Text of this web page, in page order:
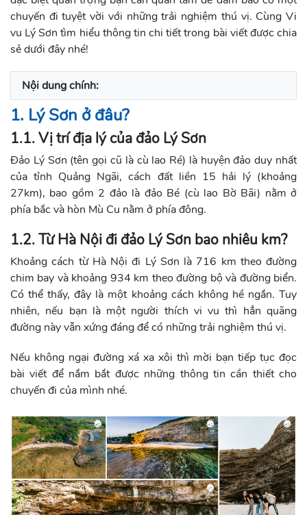
chuyến đi tuyệt vời với những trải nghiệm thú vị. Cùng Vi
vu Lý Sơn tìm hiểu thông tin chi tiết trong bài viết được chia
sẻ dưới đây nhé!
Nội dung chính:
1. Lý Sơn ở đâu?
1.1. Vị trí địa lý của đảo Lý Sơn
Đảo Lý Sơn (tên gọi cũ là cù lao Ré) là huyện đảo duy nhất
của tỉnh Quảng Ngãi, cách đất liền 15 hải lý (khoảng
27km), bao gồm 2 đảo là đảo Bé (cù lao Bờ Bãi) nằm ở
phía bắc và hòn Mù Cu nằm ở phía đông.
1.2. Từ Hà Nội đi đảo Lý Sơn bao nhiêu km?
Khoảng cách từ Hà Nội đi Lý Sơn là 716 km theo đường
chim bay và khoảng 934 km theo đường bộ và đường biển.
Có thể thấy, đây là một khoảng cách không hề ngắn. Tuy
nhiên, nếu bạn là một người thích vi vu thì hẳn quãng
đường này vẫn xứng đáng để có những trải nghiệm thú vị.
Nếu không ngại đường xá xa xôi thì mời bạn tiếp tục đọc
bài viết để nắm bắt được những thông tin cần thiết cho
chuyến đi của mình nhé.